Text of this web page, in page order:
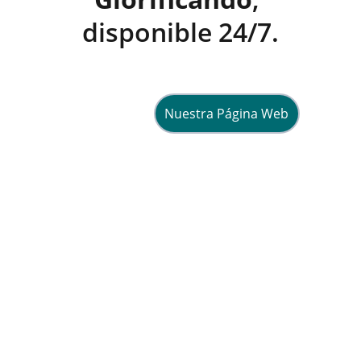
disponible 24/7.
Nuestra Página Web